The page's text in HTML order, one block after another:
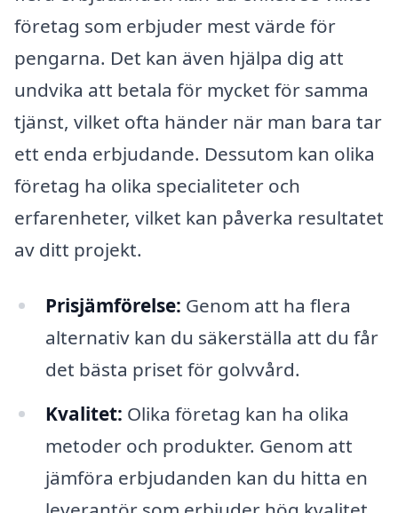
företag som erbjuder mest värde för
pengarna. Det kan även hjälpa dig att
undvika att betala för mycket för samma
tjänst, vilket ofta händer när man bara tar
ett enda erbjudande. Dessutom kan olika
företag ha olika specialiteter och
erfarenheter, vilket kan påverka resultatet
av ditt projekt.
Prisjämförelse: Genom att ha flera
alternativ kan du säkerställa att du får
det bästa priset för golvvård.
Kvalitet: Olika företag kan ha olika
metoder och produkter. Genom att
jämföra erbjudanden kan du hitta en